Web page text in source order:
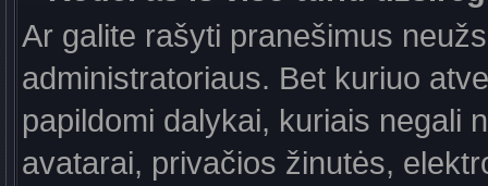
Ar galite rašyti pranešimus
administratoriaus. Bet kuriuo
papildomi dalykai, kuriais negali
avatarai, privačios žinutės,